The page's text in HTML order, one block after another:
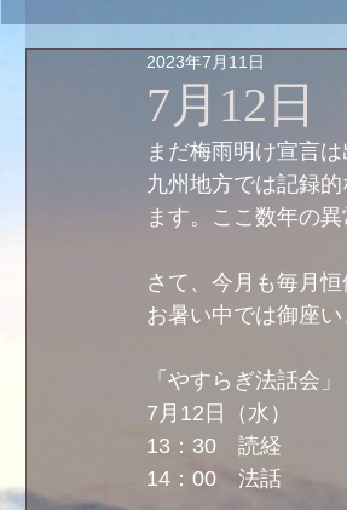
7月12
2023年7月11日
まだ梅雨明け宣言
九州地方では記録
ます。ここ数年の
さて、今月も毎月
お暑い中では御座
「やすらぎ法話会」
7月12日（水）
13：30　読経
14：00　法話